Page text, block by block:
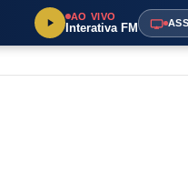
AO VIVO
Interativa FM